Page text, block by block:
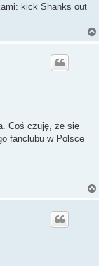
kick Shanks out
Coś czuję, że się
fanclubu w Polsce